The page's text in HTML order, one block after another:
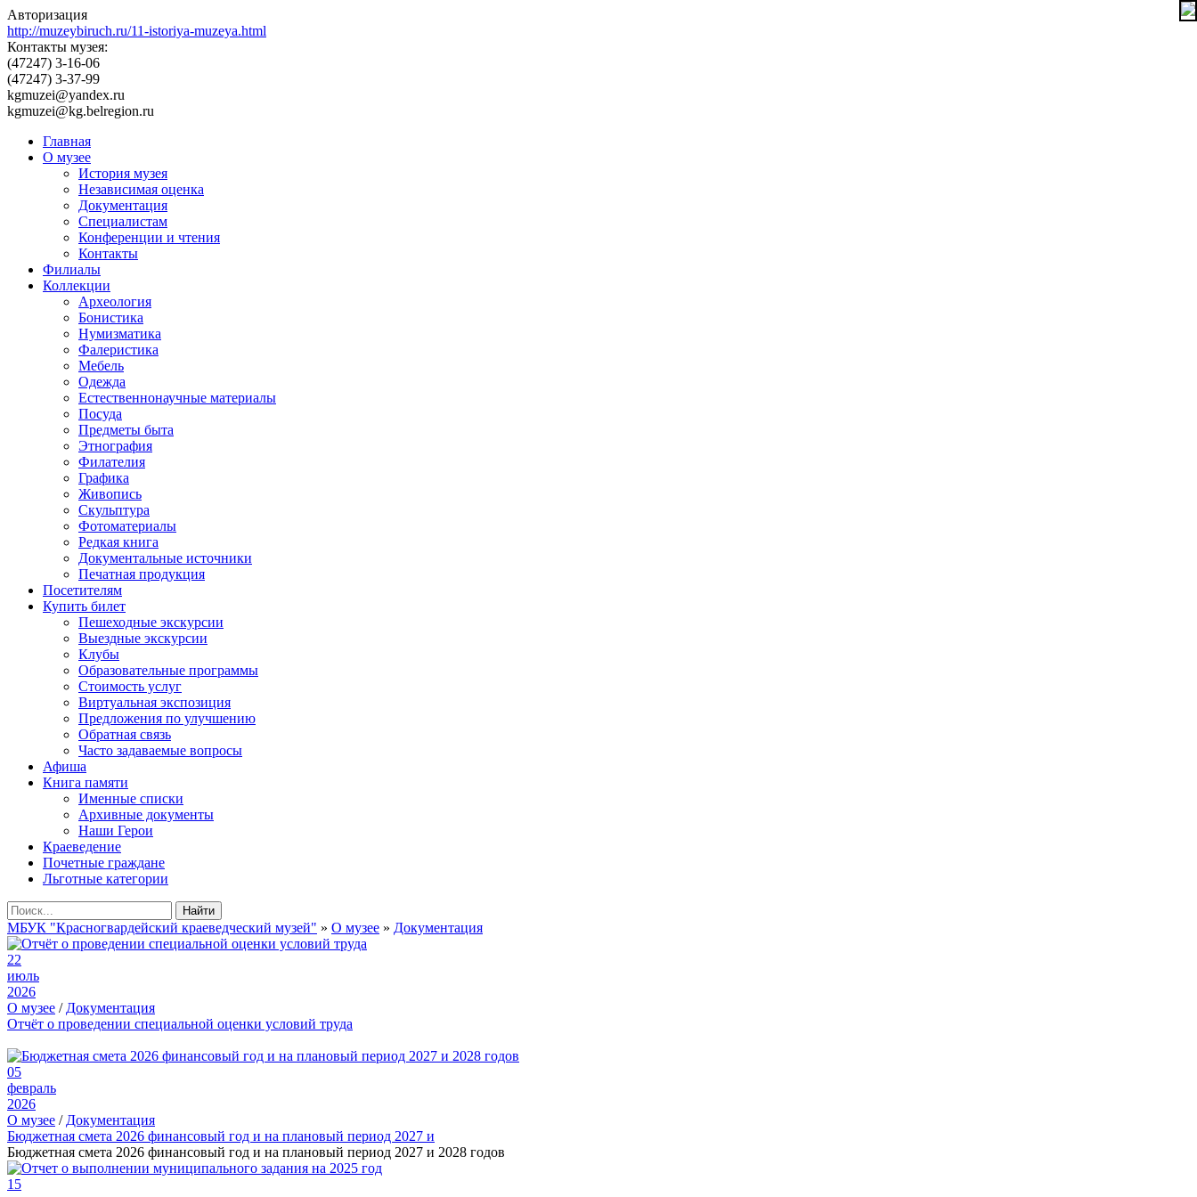
Авторизация
http://muzeybiruch.ru/11-istoriya-muzeya.html
Контакты музея:
(47247) 3-16-06
(47247) 3-37-99
kgmuzei@yandex.ru
kgmuzei@kg.belregion.ru
Главная
О музее
История музея
Независимая оценка
Документация
Специалистам
Конференции и чтения
Контакты
Филиалы
Коллекции
Археология
Бонистика
Нумизматика
Фалеристика
Мебель
Одежда
Естественнонаучные материалы
Посуда
Предметы быта
Этнография
Филателия
Графика
Живопись
Скульптура
Фотоматериалы
Редкая книга
Документальные источники
Печатная продукция
Посетителям
Купить билет
Пешеходные экскурсии
Выездные экскурсии
Клубы
Образовательные программы
Стоимость услуг
Виртуальная экспозиция
Предложения по улучшению
Обратная связь
Часто задаваемые вопросы
Афиша
Книга памяти
Именные списки
Архивные документы
Наши Герои
Краеведение
Почетные граждане
Льготные категории
Найти
МБУК "Красногвардейский краеведческий музей" » О музее » Документация
22
июль
2026
О музее / Документация
Отчёт о проведении специальной оценки условий труда
05
февраль
2026
О музее / Документация
Бюджетная смета 2026 финансовый год и на плановый период 2027 и
Бюджетная смета 2026 финансовый год и на плановый период 2027 и 2028 годов
15